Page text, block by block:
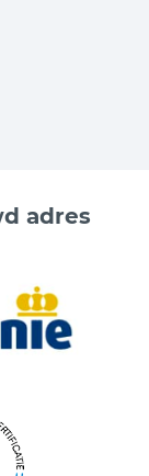
veiligheid
is.
adres